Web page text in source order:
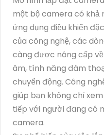
một bộ camera có khả
ứng dụng điều khiển
của công nghệ, các
càng được nâng cấp
âm, tính năng đàm
chuyển động. Công
giúp bạn không chỉ
tiếp với người đang có
camera.